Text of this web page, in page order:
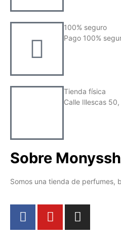
100% seguro
Pago 100%
Tienda física
Calle Illescas
Sobre
Somos una tienda de perfumes,